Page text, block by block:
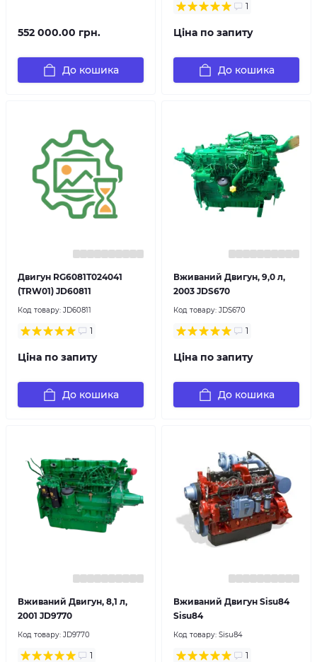
552 000.00 грн.
До кошика
1
Ціна по запиту
До кошика
Двигун RG6081T024041
(TRW01) JD60811
Код товару: JD60811
1
Ціна по запиту
До кошика
Вживаний Двигун, 9,0 л,
2003 JDS670
Код товару: JDS670
1
Ціна по запиту
До кошика
Вживаний Двигун, 8,1 л,
2001 JD9770
Код товару: JD9770
1
Вживаний Двигун Sisu84
Sisu84
Код товару: Sisu84
1